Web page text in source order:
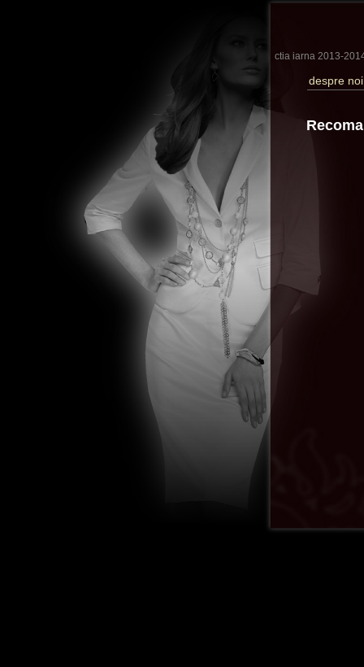
A fost lansata colectia iarna 2013-
despre noi